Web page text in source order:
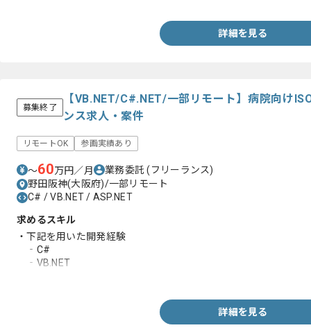
詳細を見る
募集終了
【VB.NET/C#.NET/一部リモート】病院向け
ンス求人・案件
リモートOK 参画実績あり
〜60万円／月 業務委託(フリーランス)
野田阪神(大阪府)/一部リモート
C# / VB.NET / ASP.NET
求めるスキル
・下記を用いた開発経験
‐C#
‐VB.NET
詳細を見る